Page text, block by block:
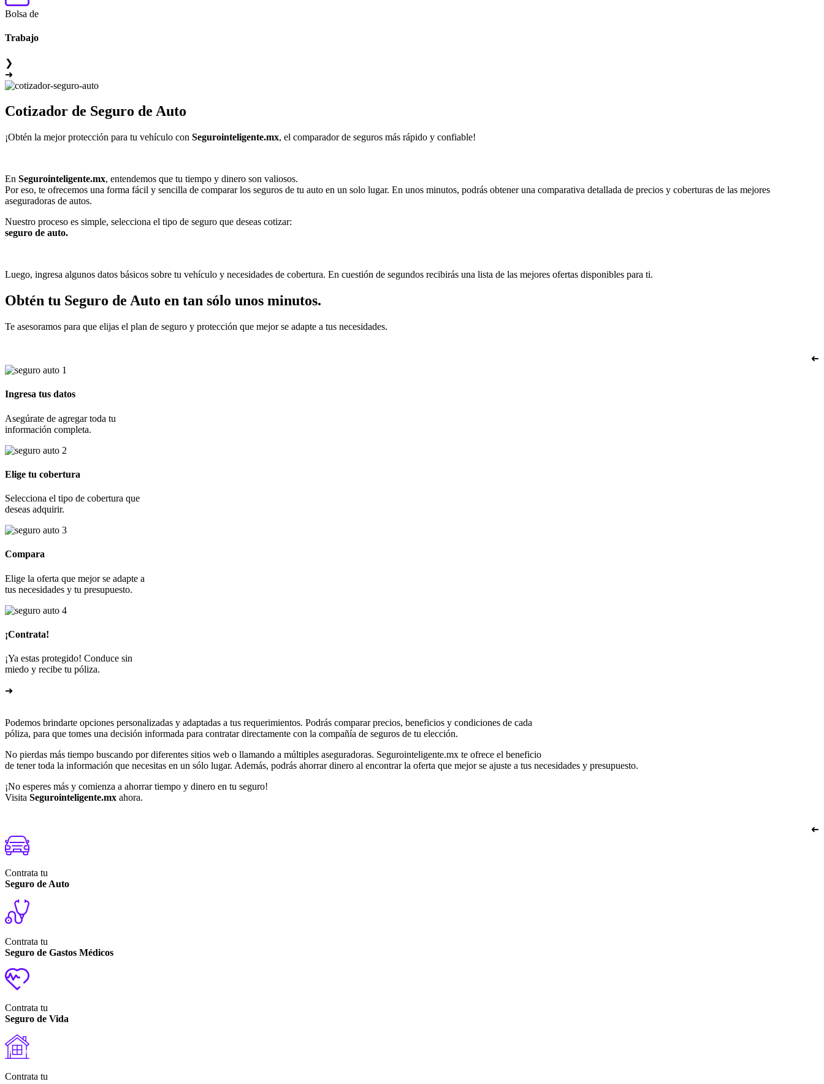
Bolsa de
Trabajo
❯
➜
Cotizador de Seguro de Auto
¡Obtén la mejor protección para tu vehículo con Segurointeligente.mx, el comparador de seguros más rápido y confiable!
En Segurointeligente.mx, entendemos que tu tiempo y dinero son valiosos.
Por eso, te ofrecemos una forma fácil y sencilla de comparar los seguros de tu auto en un solo lugar. En unos minutos, podrás obtener una comparativa detallada de precios y coberturas de las mejores
aseguradoras de autos.
Nuestro proceso es simple, selecciona el tipo de seguro que deseas cotizar:
seguro de auto.
Luego, ingresa algunos datos básicos sobre tu vehículo y necesidades de cobertura. En cuestión de segundos recibirás una lista de las mejores ofertas disponibles para ti.
Obtén tu Seguro de Auto en tan sólo unos minutos.
Te asesoramos para que elijas el plan de seguro y protección que mejor se adapte a tus necesidades.
➜
Ingresa tus datos
Asegúrate de agregar toda tu
información completa.
Elige tu cobertura
Selecciona el tipo de cobertura que
deseas adquirir.
Compara
Elige la oferta que mejor se adapte a
tus necesidades y tu presupuesto.
¡Contrata!
¡Ya estas protegido! Conduce sin
miedo y recibe tu póliza.
➜
Podemos brindarte opciones personalizadas y adaptadas a tus requerimientos. Podrás comparar precios, beneficios y condiciones de cada
póliza, para que tomes una decisión informada para contratar directamente con la compañía de seguros de tu elección.
No pierdas más tiempo buscando por diferentes sitios web o llamando a múltiples aseguradoras. Segurointeligente.mx te ofrece el beneficio
de tener toda la información que necesitas en un sólo lugar. Además, podrás ahorrar dinero al encontrar la oferta que mejor se ajuste a tus necesidades y presupuesto.
¡No esperes más y comienza a ahorrar tiempo y dinero en tu seguro!
Visita Segurointeligente.mx ahora.
➜
Contrata tu
Seguro de Auto
Contrata tu
Seguro de Gastos Médicos
Contrata tu
Seguro de Vida
Contrata tu